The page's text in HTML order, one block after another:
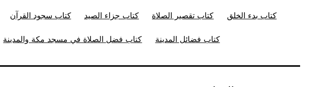
كتاب بدء الخلق كتاب تقصير الصلاة كتاب جزاء الصيد كتاب سجود القرآن
كتاب فضائل المدينة كتاب فضل الصلاة في مسجد مكة والمدينة